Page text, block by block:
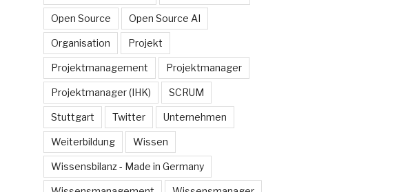
Open Source Open Source AI
Organisation Projekt
Projektmanagement Projektmanager
Projektmanager (IHK) SCRUM
Stuttgart Twitter Unternehmen
Weiterbildung Wissen
Wissensbilanz - Made in Germany